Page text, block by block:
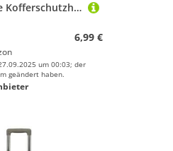
Surwin 3D Reise Kofferschutzhülle Waschbare Reisetasche Kofferbezug Elastisch Kofferhülle Gepäck Cover Reisekoffer Hülle Schutz Bezug Schutzhülle (S (18-20 Zoll),S)
6,99 €
um 00:03; der
geändert haben.